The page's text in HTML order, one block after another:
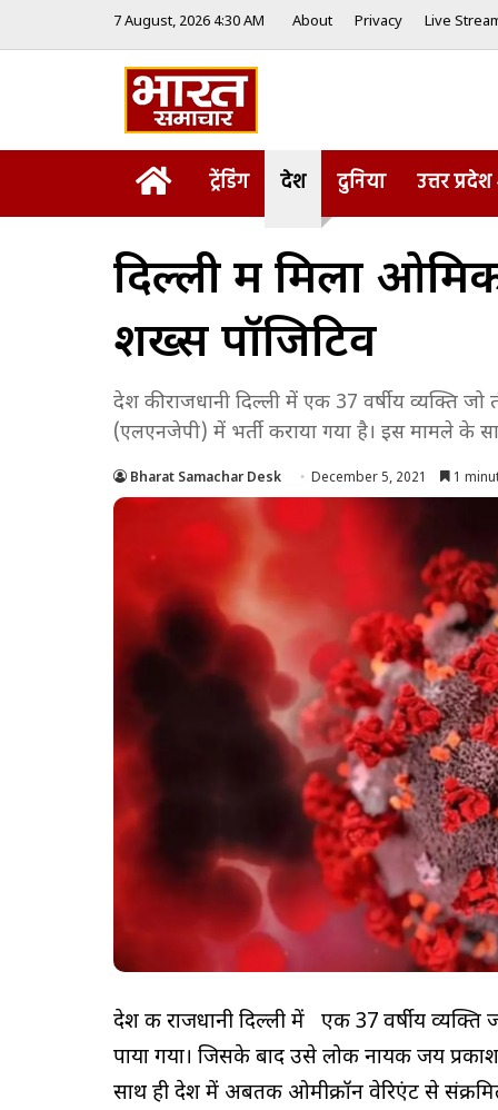
7 August, 2026 4:30 AM About Privacy Live
Homeट्रेंडिंग देश दुनिया उत्तर प्रदेश
दिल्ली में मिला
शख्स पॉजिटिव
देश की राजधानी दिल्ली में एक 37 वर्षीय व्यक्ति
(एलएनजेपी) में भर्ती कराया गया है। इस मामले के
Bharat Samachar Desk December 5, 2021 1
देश की राजधानी दिल्ली में एक 37 वर्षीय व्यक्ति
पाया गया। जिसके बाद उसे लोक नायक जय
साथ ही देश में अबतक ओमीक्रॉन वेरिएंट से